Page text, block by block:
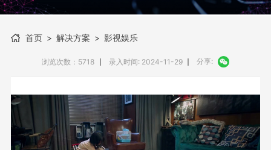
首页 > 解决方案 > 影视娱乐
浏览次数：5718 录入时间: 2024-11-29 分享: